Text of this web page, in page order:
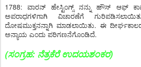
1788: ವಾರನ್ ಹೇಸ್ಟಿಂಗ್ಸ್ ನನ್ನು ಹೌಸ್ ಆಫ್
ಅಪರಾಧಗಳಿಗಾಗಿ ವಿಚಾರಣೆಗೆ
ದೋಷಮುಕ್ತನನ್ನಾಗಿ ಮಾಡಲಾಯಿತು. ಈ
ಅನ್ಯಾಯ ಎಂದು ಪರಿಗಣನೆಗೊಂಡಿದೆ.
(ಸಂಗ್ರಹ: ನೆತ್ರಕೆರೆ ಉದಯಶಂಕರ)